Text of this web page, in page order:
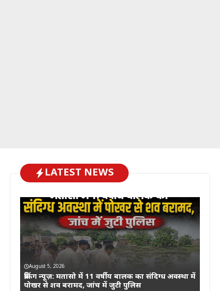
LATEST NEWS
August 5, 2026
ब्रेकिंग न्यूज़: मतासो में 11 वर्षीय बालक का संदिग्ध अवस्था में
पोखर से शव बरामद, जांच में जुटी पुलिस